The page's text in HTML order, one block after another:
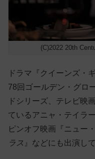
(C)2022 20th
ドラマ『クイーンズ・
78回ゴールデン・グロ
ドシリーズ、テレビ映
ているアニャ・テイラ
ピンオフ映画『ニュー
ラス 』などにも出演し